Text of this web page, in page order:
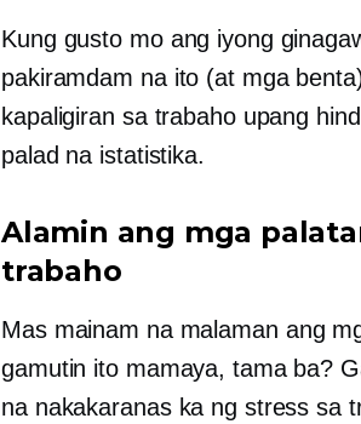
Kung gusto mo ang iyong
pakiramdam na ito (at mga
kapaligiran sa trabaho upang
palad na istatistika.
Alamin ang mga
trabaho
Mas mainam na malaman ang
gamutin ito mamaya, tama ba?
na nakakaranas ka ng stress sa